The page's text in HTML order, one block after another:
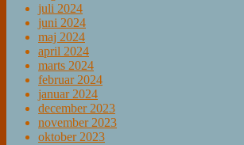
juli 2024
juni 2024
maj 2024
april 2024
marts 2024
februar 2024
januar 2024
december 2023
november 2023
oktober 2023